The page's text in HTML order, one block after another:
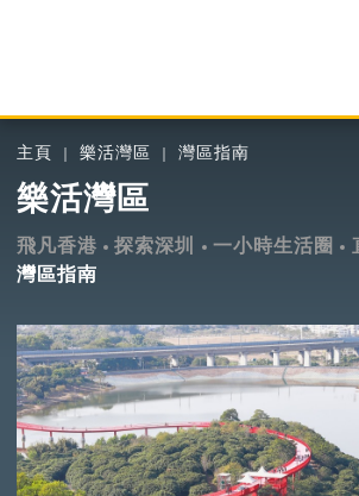
主頁 樂活灣區 灣區指南
樂活灣區
飛凡香港 探索深圳 一小時生活圈
灣區指南